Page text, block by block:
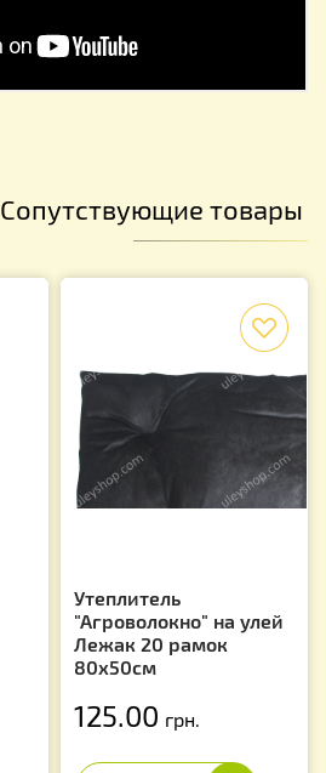
Сопутствующие товары
Утеплитель
"Агроволокно" на улей
Лежак 20 рамок
80х50см
125.00 грн.